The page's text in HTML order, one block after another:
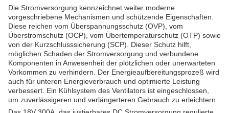
Die Stromversorgung kennzeichnet weiter moderne
vorgeschriebene Mechanismen und schützende Eigenschaften.
Diese reichen vom Überspannungsschutz (OVP), vom
Überstromschutz (OCP), vom Übertemperaturschutz (OTP) sowie
von der Kurzschlusssicherung (SCP). Dieser Schutz hilft,
möglichen Schaden der Stromversorgung und verbundene
Komponenten in Anwesenheit der plötzlichen oder unerwarteten
Vorkommen zu verhindern. Der Energieaufbereitungsprozeß wird
auch für unteren Energieverbrauch und optimierte Leistung
verbessert. Ein Kühlsystem des Ventilators ist eingeschlossen,
um zuverlässigeren und verlängerteren Gebrauch zu erleichtern.